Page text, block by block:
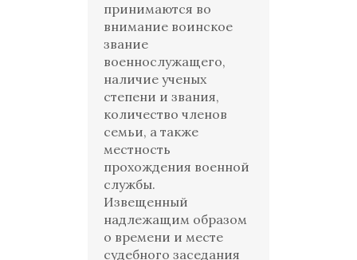
принимаются во
внимание воинское
звание
военнослужащего,
наличие ученых
степени и звания,
количество членов
семьи, а также
местность
прохождения военной
службы.
Извещенный
надлежащим образом
о времени и месте
судебного заседания